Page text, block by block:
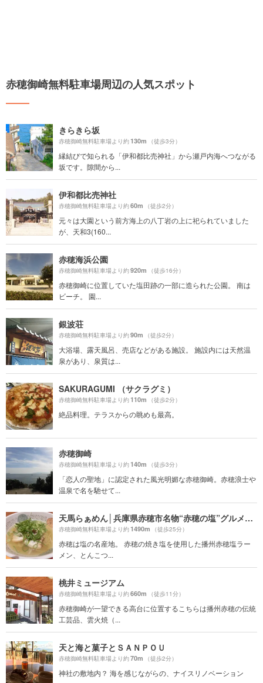
赤穂御崎無料駐車場周辺の人気スポット
きらきら坂
赤穂御崎無料駐車場より約130m （徒歩3分）
縁結びで知られる「伊和都比売神社」から瀬戸内海へつながる
坂です。隙間から...
伊和都比売神社
赤穂御崎無料駐車場より約60m （徒歩2分）
元々は大園という前方海上の八丁岩の上に祀られていました
が、天和3(160...
赤穂海浜公園
赤穂御崎無料駐車場より約920m （徒歩16分）
赤穂御崎に位置していた塩田跡の一部に造られた公園。 南は
ビーチ。 園...
銀波荘
赤穂御崎無料駐車場より約90m （徒歩2分）
大浴場、露天風呂、売店などがある施設。 施設内には天然温
泉があり、泉質は...
SAKURAGUMI （サクラグミ）
赤穂御崎無料駐車場より約110m （徒歩2分）
絶品料理。テラスからの眺めも最高。
赤穂御崎
赤穂御崎無料駐車場より約140m （徒歩3分）
「恋人の聖地」に認定された風光明媚な赤穂御崎。赤穂浪士や
温泉で名を馳せて...
天馬らぁめん│兵庫県赤穂市名物“赤穂の塩”グルメ│塩ラーメン│ランチ
赤穂御崎無料駐車場より約1490m （徒歩25分）
赤穂は塩の名産地。 赤穂の焼き塩を使用した播州赤穂塩ラー
メン、とんこつ...
桃井ミュージアム
赤穂御崎無料駐車場より約660m （徒歩11分）
赤穂御崎が一望できる高台に位置するこちらは播州赤穂の伝統
工芸品、雲火焼（...
天と海と菓子とＳＡＮＰＯＵ
赤穂御崎無料駐車場より約70m （徒歩2分）
神社の敷地内？ 海を感じながらの、ナイスリノベーション